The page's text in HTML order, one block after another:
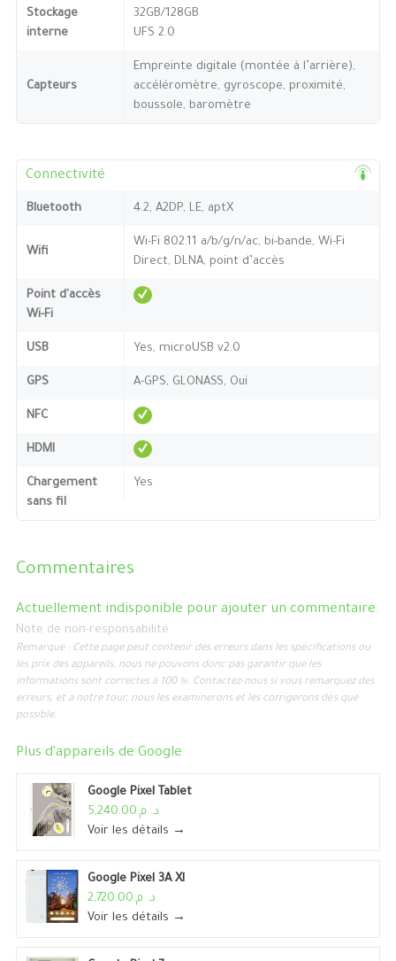
Stockage
interne
32GB/128GB
UFS 2.0
Capteurs
Empreinte digitale (montée à l’arrière),
accéléromètre, gyroscope, proximité,
boussole, baromètre
Connectivité
Bluetooth 4.2, A2DP, LE, aptX
Wifi
Wi-Fi 802.11 a/b/g/n/ac, bi-bande, Wi-Fi
Direct, DLNA, point d’accès
Point d'accès
Wi-Fi
USB Yes, microUSB v2.0
GPS A-GPS, GLONASS, Oui
NFC
HDMI
Chargement
sans fil
Yes
Commentaires
Actuellement indisponible pour ajouter un commentaire.
Note de non-responsabilité
Remarque : Cette page peut contenir des erreurs dans les spécifications ou
les prix des appareils, nous ne pouvons donc pas garantir que les
informations sont correctes à 100 %. Contactez-nous si vous remarquez des
erreurs, et à notre tour, nous les examinerons et les corrigerons dès que
possible.
Plus d'appareils de Google
Google Pixel Tablet
د. م.5,240.00
Voir les détails →
Google Pixel 3A Xl
د. م.2,720.00
Voir les détails →